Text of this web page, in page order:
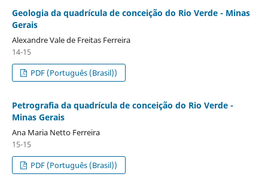
Geologia da quadrícula de conceição do Rio Verde - Minas
Gerais
Alexandre Vale de Freitas Ferreira
14-15
PDF (Português (Brasil))
Petrografia da quadrícula de conceição do Rio Verde -
Minas Gerais
Ana Maria Netto Ferreira
15-15
PDF (Português (Brasil))